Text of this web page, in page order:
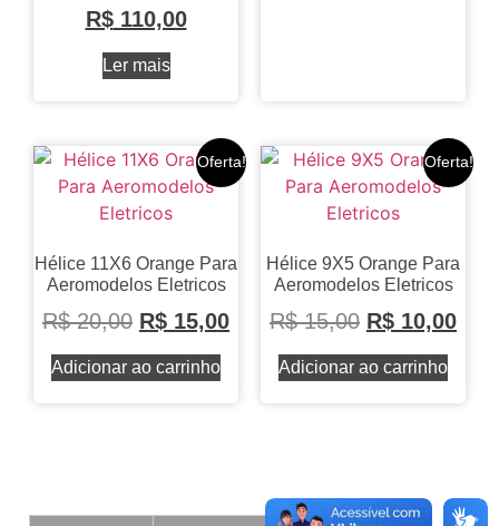
R$110,00
Ler mais
Oferta!
Hélice 11X6 Orange Para
Aeromodelos Eletricos
R$20,00 R$ 15,00
Adicionar ao carrinho
Oferta!
Hélice 9X5 Orange Para
Aeromodelos Eletricos
R$15,00 R$ 10,00
Adicionar ao carrinho